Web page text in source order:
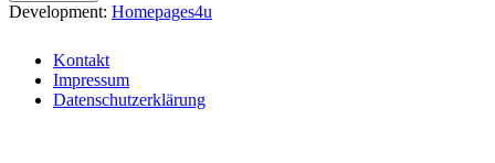
Development: Homepages4u
Kontakt
Impressum
Datenschutzerklärung